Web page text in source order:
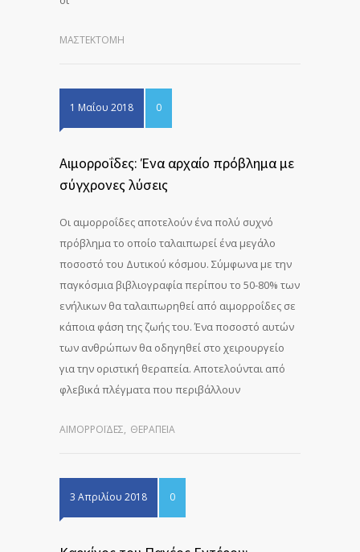
ΜΑΣΤΕΚΤΟΜΉ
1 Μαΐου 2018 0
Αιμορροΐδες: Ένα αρχαίο πρόβλημα με
σύγχρονες λύσεις
Οι αιμορροΐδες αποτελούν ένα πολύ συχνό
πρόβλημα το οποίο ταλαιπωρεί ένα μεγάλο
ποσοστό του Δυτικού κόσμου. Σύμφωνα με την
παγκόσμια βιβλιογραφία περίπου το 50-80% των
ενήλικων θα ταλαιπωρηθεί από αιμορροΐδες σε
κάποια φάση της ζωής του. Ένα ποσοστό αυτών
των ανθρώπων θα οδηγηθεί στο χειρουργείο
για την οριστική θεραπεία. Αποτελούνται από
φλεβικά πλέγματα που περιβάλλουν
ΑΙΜΟΡΡΟΪ́ΔΕΣ, ΘΕΡΑΠΕΊΑ
3 Απριλίου 2018 0